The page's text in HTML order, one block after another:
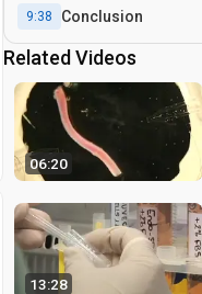
9:38 Conclusion
Related Videos
06:20
13:28